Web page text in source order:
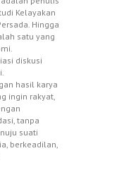
Kelayakan
Hingga
satu yang
diskusi
hasil karya
ingin rakyat,
tanpa
suati
berkeadilan,